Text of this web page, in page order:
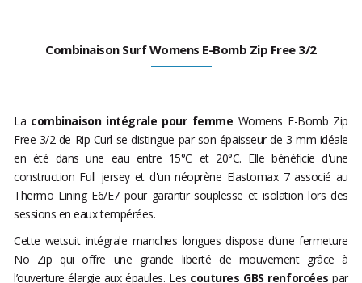
Combinaison Surf Womens E-Bomb Zip Free 3/2
La combinaison intégrale pour femme Womens E-Bomb Zip
Free 3/2 de Rip Curl se distingue par son épaisseur de 3 mm idéale
en été dans une eau entre 15°C et 20°C. Elle bénéficie d'une
construction Full jersey et d'un néoprène Elastomax 7 associé au
Thermo Lining E6/E7 pour garantir souplesse et isolation lors des
sessions en eaux tempérées.
Cette wetsuit intégrale manches longues dispose d’une fermeture
No Zip qui offre une grande liberté de mouvement grâce à
l’ouverture élargie aux épaules. Les coutures GBS renforcées par